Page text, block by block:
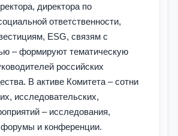
директора по
ответственности,
ESG, связям с
– формируют тематическую
российских
В активе Комитета – сотни
исследовательских,
– исследования,
и конференции.